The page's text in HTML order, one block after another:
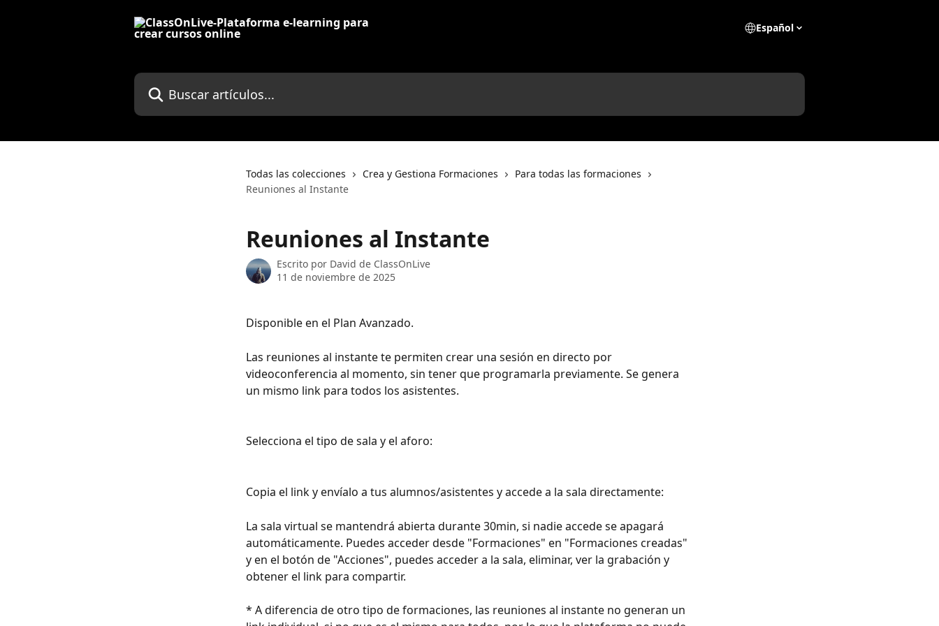
Español
Buscar artículos...
Todas las colecciones Crea y Gestiona Formaciones
Para todas las formaciones
Reuniones al Instante
Reuniones al Instante
Escrito por David de ClassOnLive
11 de noviembre de 2025
Disponible en el Plan Avanzado.
Las reuniones al instante te permiten crear una sesión en directo por
videoconferencia al momento, sin tener que programarla previamente. Se genera
un mismo link para todos los asistentes.
Selecciona el tipo de sala y el aforo:
Copia el link y envíalo a tus alumnos/asistentes y accede a la sala directamente:
La sala virtual se mantendrá abierta durante 30min, si nadie accede se apagará
automáticamente. Puedes acceder desde "Formaciones" en "Formaciones creadas"
y en el botón de "Acciones", puedes acceder a la sala, eliminar, ver la grabación y
obtener el link para compartir.
* A diferencia de otro tipo de formaciones, las reuniones al instante no generan un